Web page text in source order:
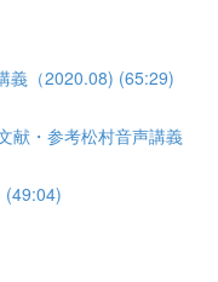
義（2020.08) (65:29)
献・参考松村音声講義
(49:04)